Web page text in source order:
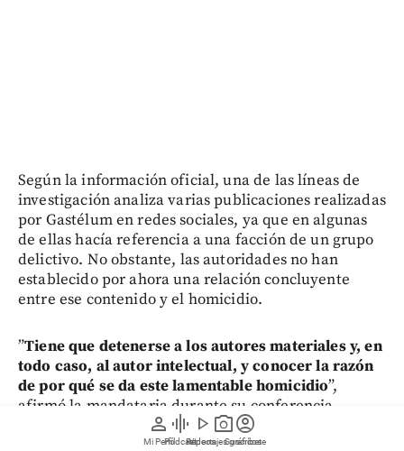
person
Mi Perfil
graphic_eq
Pódcast
play_arrow
Videos
photo_camera
Reportajes gráficos
account_circle
Suscríbete
Según la información oficial, una de las líneas de
investigación analiza varias publicaciones realizadas
por Gastélum en redes sociales, ya que en algunas
de ellas hacía referencia a una facción de un grupo
delictivo. No obstante, las autoridades no han
establecido por ahora una relación concluyente
entre ese contenido y el homicidio.
”Tiene que detenerse a los autores materiales y, en
todo caso, al autor intelectual, y conocer la razón
de por qué se da este lamentable homicidio”,
afirmó la mandataria durante su conferencia